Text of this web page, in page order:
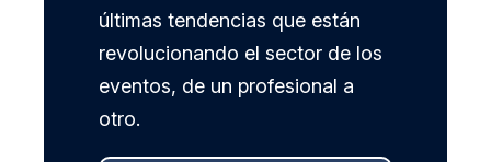
últimas tendencias que están
revolucionando el sector de los
eventos, de un profesional a
otro.